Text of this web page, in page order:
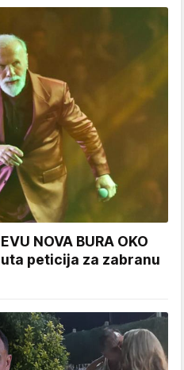
NOVA BURA OKO
peticija za zabranu